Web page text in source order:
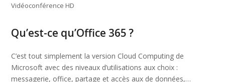
Vidéoconférence HD
Qu’est-ce qu’Office 365 ?
C’est tout simplement la version Cloud Computing de
Microsoft avec des niveaux d’utilisations aux choix :
messagerie, office, partage et accès aux de données,…